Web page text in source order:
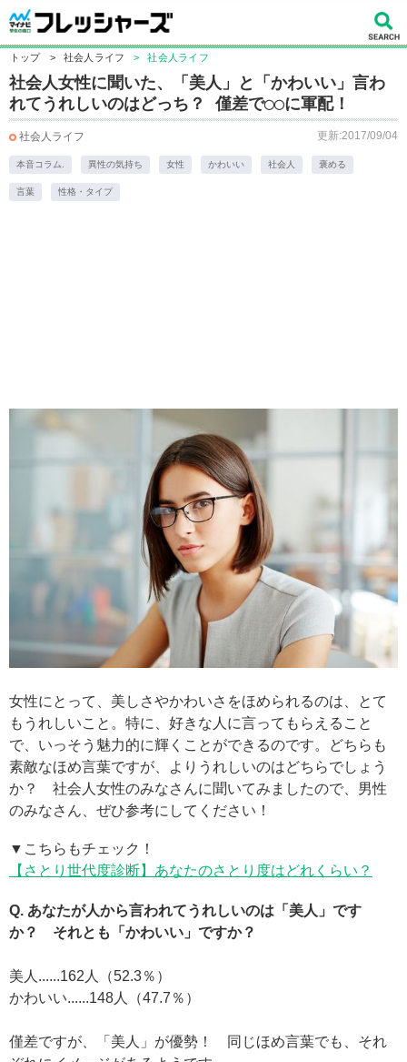
トップ > 社会人ライフ > 社会人ライフ
社会人女性に聞いた、「美人」と「かわいい」言わ
れてうれしいのはどっち？ 僅差で◯◯に軍配！
社会人ライフ 更新:2017/09/04
本音コラム. 異性の気持ち 女性 かわいい 社会人 褒める
言葉 性格・タイプ
女性にとって、美しさやかわいさをほめられるのは、とて
もうれしいこと。特に、好きな人に言ってもらえること
で、いっそう魅力的に輝くことができるのです。どちらも
素敵なほめ言葉ですが、よりうれしいのはどちらでしょう
か？ 社会人女性のみなさんに聞いてみましたので、男性
のみなさん、ぜひ参考にしてください！
▼こちらもチェック！
【さとり世代度診断】あなたのさとり度はどれくらい？
Q. あなたが人から言われてうれしいのは「美人」です
か？ それとも「かわいい」ですか？
美人......162人（52.3％）
かわいい......148人（47.7％）
僅差ですが、「美人」が優勢！ 同じほめ言葉でも、それ